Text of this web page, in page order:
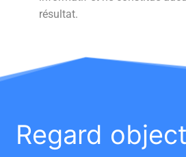
résultat.
Regard